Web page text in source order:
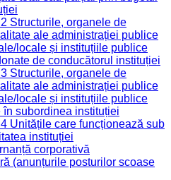
Structurile, organele de
ale administrației publice
locale și instituțiile publice
de conducătorul instituției
Structurile, organele de
ale administrației publice
locale și instituțiile publice
în subordinea instituției
Unitățile care funcționează sub
instituției
corporativă
(anunțurile posturilor scoase